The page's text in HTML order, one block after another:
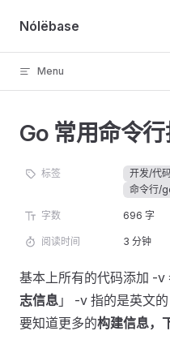
Skip to content
Nólëbase
Menu
Go 常用命令
标签 开发/代
命令行/
字数 696 字
阅读时间 3 分钟
基本上所有的代码添加 -v
志信息 」 -v 指的是英文
要知道更多的构建信息，